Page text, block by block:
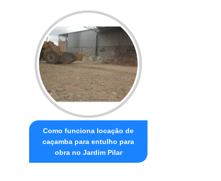
Como funciona locação de
caçamba para entulho para
obra no Jardim Pilar